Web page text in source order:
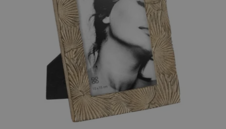
AÑADIR AL CARRITO
/
DETALLES